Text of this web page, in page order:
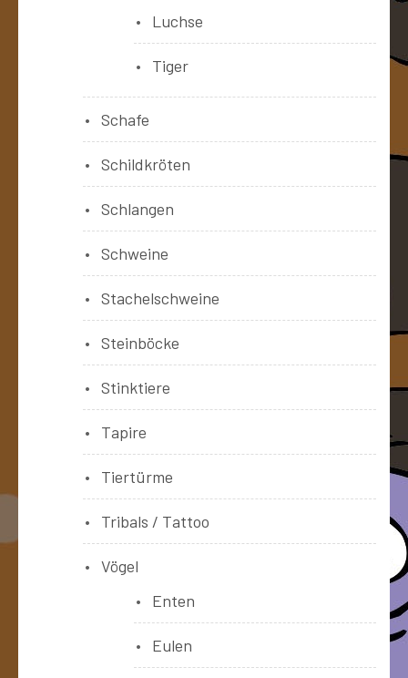
Luchse
Tiger
Schafe
Schildkröten
Schlangen
Schweine
Stachelschweine
Steinböcke
Stinktiere
Tapire
Tiertürme
Tribals / Tattoo
Vögel
Enten
Eulen